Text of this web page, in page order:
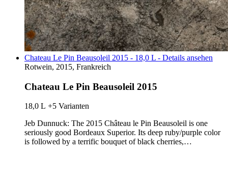
Chateau Le Pin Beausoleil 2015 - 18,0 L - Details ansehen
Rotwein, 2015, Frankreich
Chateau Le Pin Beausoleil 2015
18,0 L +5 Varianten
Jeb Dunnuck: The 2015 Château le Pin Beausoleil is one
seriously good Bordeaux Superior. Its deep ruby/purple color
is followed by a terrific bouquet of black cherries,…